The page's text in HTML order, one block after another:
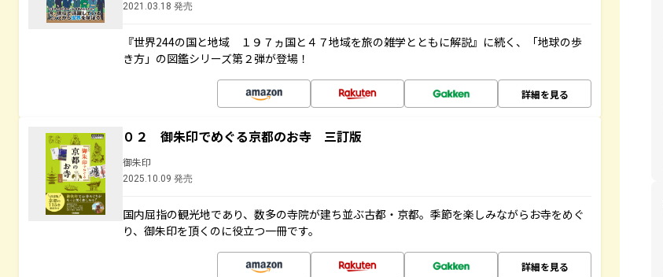
2021.03.18 発売
『世界244の国と地域 １９７ヵ国と４７地域を旅の雑学とともに解説』に続く、「地球の歩
き方」の図鑑シリーズ第２弾が登場！
詳細を見る
０２ 御朱印でめぐる京都のお寺 三訂版
御朱印
2025.10.09 発売
国内屈指の観光地であり、数多の寺院が建ち並ぶ古都・京都。季節を楽しみながらお寺をめぐ
り、御朱印を頂くのに役立つ一冊です。
詳細を見る